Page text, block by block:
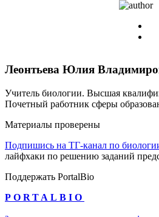
Леонтьева Юлия
Учитель биологии. Высшая
Почетный работник сферы
Материалы проверены
Подпишись на ТГ-канал по
лайфхаки по решению заданий
Поддержать PortalBio
PORTALBIO